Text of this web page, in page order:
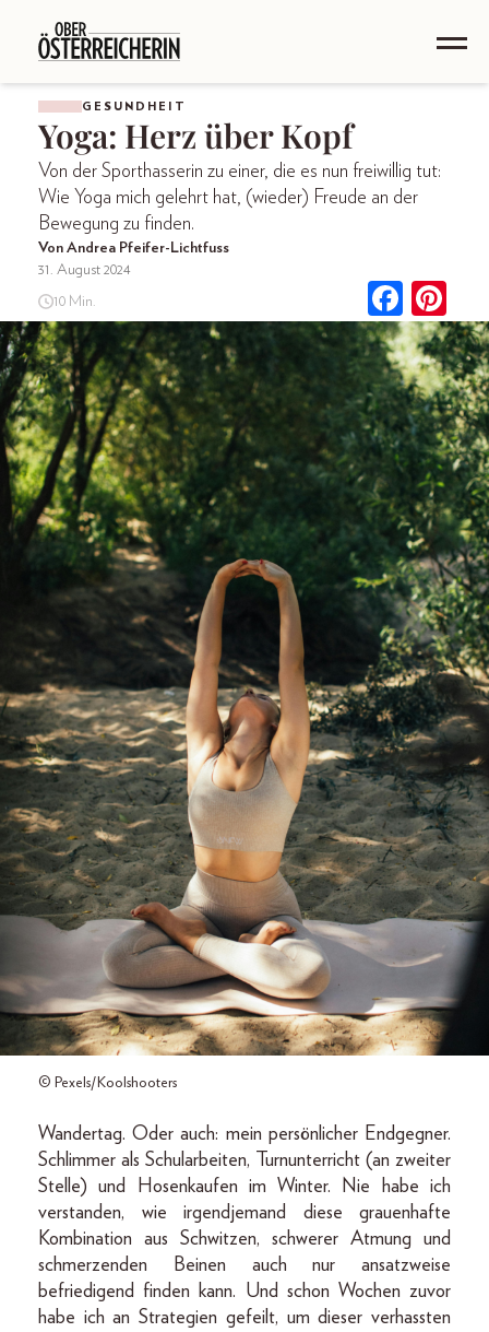
GESUNDHEIT
Yoga: Herz über Kopf
Von der Sporthasserin zu einer, die es nun freiwillig tut:
Wie Yoga mich gelehrt hat, (wieder) Freude an der
Bewegung zu finden.
Von Andrea Pfeifer-Lichtfuss
31. August 2024
10 Min.
© Pexels/Koolshooters
Wandertag. Oder auch: mein persönlicher Endgegner.
Schlimmer als Schularbeiten, Turnunterricht (an zweiter
Stelle) und Hosenkaufen im Winter. Nie habe ich
verstanden, wie irgendjemand diese grauenhafte
Kombination aus Schwitzen, schwerer Atmung und
schmerzenden Beinen auch nur ansatzweise
befriedigend finden kann. Und schon Wochen zuvor
habe ich an Strategien gefeilt, um dieser verhassten